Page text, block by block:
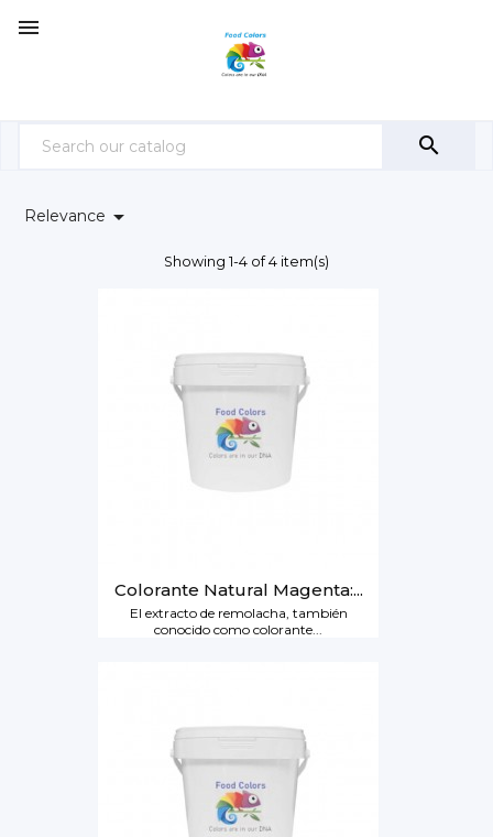


Relevance 
Showing 1-4 of 4 item(s)
Colorante Natural Magenta:...
El extracto de remolacha, también
conocido como colorante...